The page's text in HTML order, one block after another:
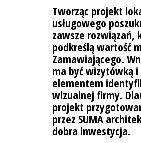
Tworząc projekt
usługowego
zawsze rozwiązań,
podkreślą wartość
Zamawiającego.
ma być wizytówką i
elementem
wizualnej firmy.
projekt
przez SUMA
dobra inwestycja.